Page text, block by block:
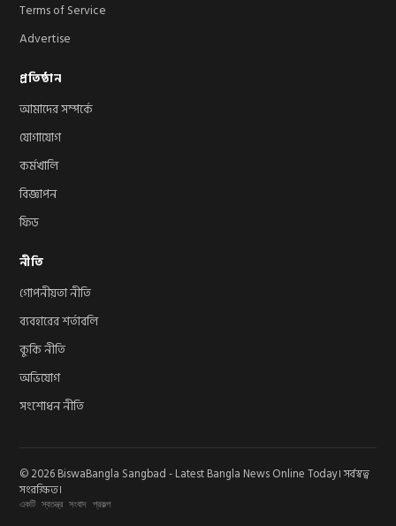
Terms of Service
Advertise
প্রতিষ্ঠান
আমাদের সম্পর্কে
যোগাযোগ
কর্মখালি
বিজ্ঞাপন
ফিড
নীতি
গোপনীয়তা নীতি
ব্যবহারের শর্তাবলি
কুকি নীতি
অভিযোগ
সংশোধন নীতি
© 2026 BiswaBangla Sangbad - Latest Bangla News Online Today। সর্বস্বত্ব
সংরক্ষিত।
একটি স্বতন্ত্র সংবাদ প্রকল্প